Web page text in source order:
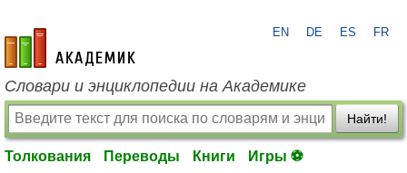
academic.ru
EN DE ES FR
Словари и энциклопедии на Академике
Найти!
Толкования Переводы Книги Игры ⚽